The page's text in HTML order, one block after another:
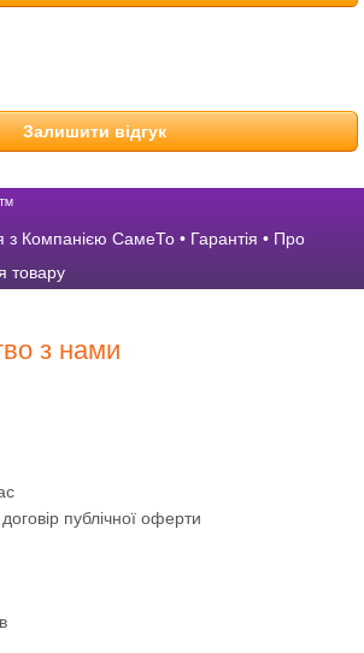
Залишити відгук
з Компанією СамеТо • Гарантія • Про
товару
з нами
публічної оферти